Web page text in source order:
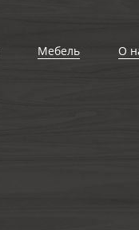
Мебель О